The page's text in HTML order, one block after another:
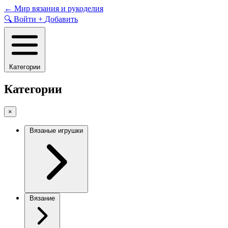
Skip
to
content
← Мир вязания и рукоделия
🔍 Войти + Добавить
Категории
Категории
×
Вязаные игрушки
Вязание